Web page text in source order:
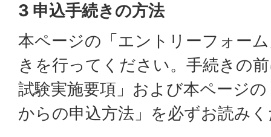
3 申込手続きの方法
本ページの「エントリーフォー
きを行ってください。手続きの
試験実施要項」および本ページ
からの申込方法」を必ずお読み